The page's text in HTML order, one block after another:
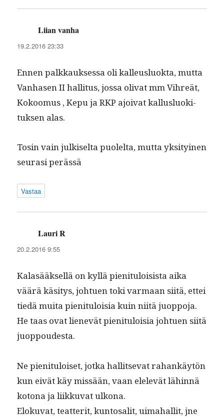
Liian vanha
19.2.2016 23:33
Ennen palkkauk­ses­sa oli kalleuslu­ok­ta, mut­ta
Van­hasen II hal­li­tus, jos­sa oli­vat mm Vihreät,
Kokoomus , Kepu ja RKP ajoi­vat kallus­lu­ok­i­
tuk­sen alas.
Tosin vain julkiselta puolelta, mut­ta yksi­tyi­nen
seurasi perässä
Vastaa
Lauri R
20.2.2016 9:55
Kalasääk­sel­lä on kyl­lä pien­i­t­u­loi­sista aika
väärä käsi­tys, johtuen toki var­maan siitä, ettei
tiedä mui­ta pien­i­t­u­loisia kuin niitä juop­po­ja.
He taas ovat lienevät pien­i­t­u­loisia johtuen siitä
juoppoudesta.
Ne pien­i­t­u­loiset, jot­ka hal­lit­se­vat rahankäytön
kun eivät käy mis­sään, vaan elelevät lähin­nä
kotona ja liikku­vat ulkona.
Eloku­vat, teat­ter­it, kun­tos­alit, uima­hal­lit, jne